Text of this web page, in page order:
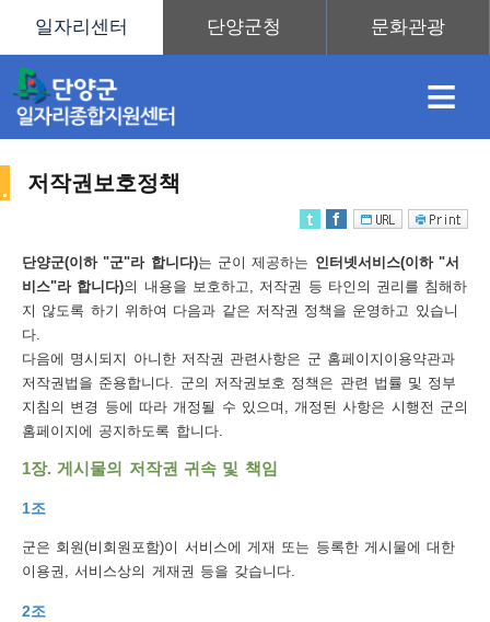
≡
용
정
재
정
업
훈
업
도
터
안
저작권보호정책
단양군(이하 "군"라 합니다)는 군이 제공하는 인터넷서비스(이하 "서
비스"라 합니다)의 내용을 보호하고, 저작권 등 타인의 권리를 침해하
지 않도록 하기 위하여 다음과 같은 저작권 정책을 운영하고 있습니
다.
다음에 명시되지 아니한 저작권 관련사항은 군 홈페이지이용약관과
저작권법을 준용합니다. 군의 저작권보호 정책은 관련 법률 및 정부
지침의 변경 등에 따라 개정될 수 있으며, 개정된 사항은 시행전 군의
홈페이지에 공지하도록 합니다.
1장. 게시물의 저작권 귀속 및 책임
1조
군은 회원(비회원포함)이 서비스에 게재 또는 등록한 게시물에 대한
이용권, 서비스상의 게재권 등을 갖습니다.
2조
사
이
트